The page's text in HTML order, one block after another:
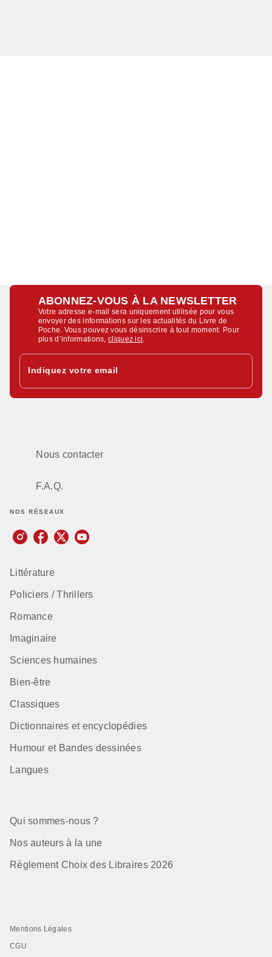
ABONNEZ-VOUS À LA NEWSLETTER
Votre adresse e-mail sera uniquement utilisée pour vous
envoyer des informations sur les actualités du Livre de
Poche. Vous pouvez vous désinscrire à tout moment. Pour
plus d’informations,cliquez ici
Indiquez votre email
Nous contacter
F.A.Q.
NOS RÉSEAUX
Littérature
Policiers / Thrillers
Romance
Imaginaire
Sciences humaines
Bien-être
Classiques
Dictionnaires et encyclopédies
Humour et Bandes dessinées
Langues
Qui sommes-nous ?
Nos auteurs à la une
Règlement Choix des Libraires 2026
Mentions Légales
CGU